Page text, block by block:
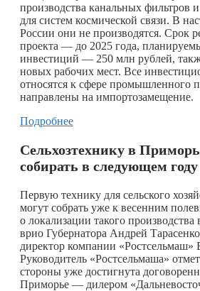
производства канальных фильтров
для систем космической связи. В
России они не производятся. Срок
проекта — до 2025 года,
инвестиций — 250 млн рублей,
новых рабочих мест. Все
относятся к сфере промышленного
направлены на импортозамещение.
Подробнее
Сельхозтехнику в
собирать в следующем году
Первую технику для сельского
могут собрать уже к весенним
о локализации такого производства
врио Губернатора Андрей
директор компании «Ростсельмаш»
Руководитель «Ростсельмаша»
стороны уже достигнута
Приморье — дилером